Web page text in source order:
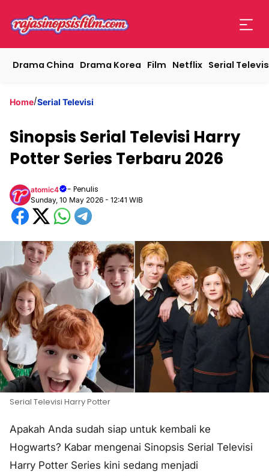
Drama China Drama Korea Film Netflix Serial
Home/Serial Televisi
Sinopsis Serial Televisi Harry
Potter Series Terbaru 2026
atomic4 - Penulis
Sunday, 10 May 2026 - 12:41 WIB
Serial Televisi Harry Potter
Apakah Anda sudah siap untuk kembali ke
Hogwarts? Kabar mengenai Sinopsis Serial Televisi
Harry Potter Series kini sedang menjadi